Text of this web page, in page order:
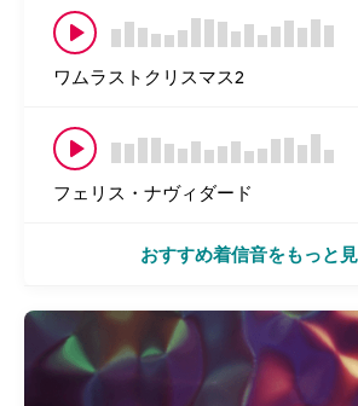
ワムラストクリスマス2
フェリス・ナヴィダード
おすすめ着信音をもっと